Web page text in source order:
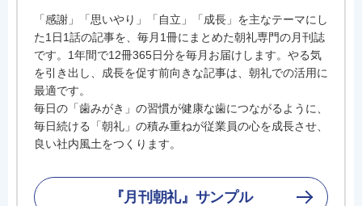
「感謝」「思いやり」「自立」「成長」を主なテーマにし
た1日1話の記事を、毎月1冊にまとめた朝礼専門の月刊誌
です。1年間で12冊365日分を毎月お届けします。やる気
を引き出し、成長を促す前向きな記事は、朝礼での活用に
最適です。
毎日の「歯みがき」の習慣が健康な歯につながるように、
毎日続ける「朝礼」の積み重ねが従業員の心を成長させ、
良い社内風土をつくります。
『月刊朝礼』サンプル